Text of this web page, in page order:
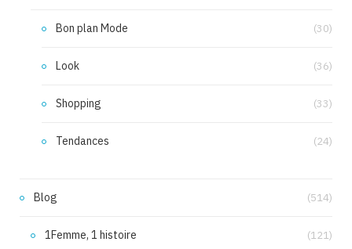
Bon plan Mode (30)
Look (36)
Shopping (33)
Tendances (24)
Blog (514)
1Femme, 1 histoire (121)